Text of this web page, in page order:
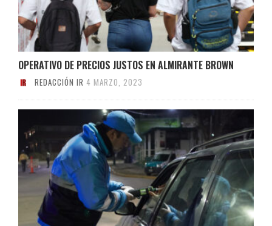
OPERATIVO DE PRECIOS JUSTOS EN ALMIRANTE BROWN
REDACCIÓN IR 4 MARZO, 2023